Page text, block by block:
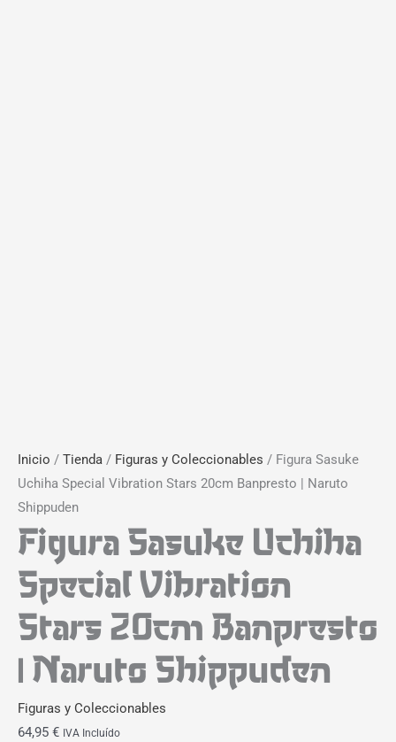
Inicio / Tienda / Figuras y Coleccionables / Figura Sasuke
Uchiha Special Vibration Stars 20cm Banpresto | Naruto
Shippuden
Figura Sasuke Uchiha
Special Vibration
Stars 20cm Banpresto
| Naruto Shippuden
Figuras y Coleccionables
64,95 € IVA Incluído